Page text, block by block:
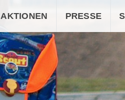
AKTIONEN PRESSE